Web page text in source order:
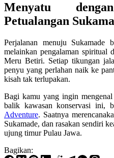
Menyatu
Petualangan
Perjalanan menuju Sukamade
melainkan pengalaman spiritual
Meru Betiri. Setiap tikungan
penyu yang perlahan naik ke
kisah tak terlupakan.
Bagi kamu yang ingin
balik kawasan konservasi ini,
Adventure. Saatnya
Sukamade, dan rasakan sendiri
ujung timur Pulau Jawa.
Bagikan: